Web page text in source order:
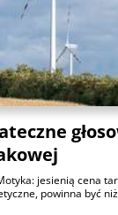
jesienią cena
powinna być